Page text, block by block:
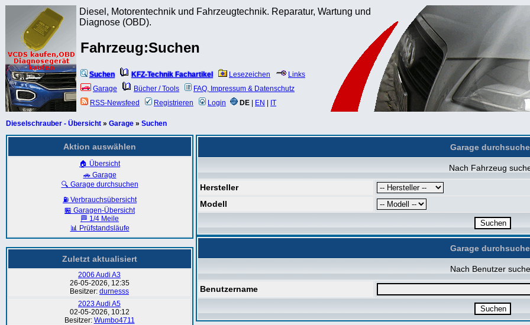
Diesel, Motorentechnik und Fahrzeugtechnik. Reparatur, Wartung und
Diagnose (OBD).
Fahrzeug:Suchen
Suchen KFZ-Technik Fachartikel Lesezeichen
Links
Garage
Bücher / Tools
FAQ, Impressum & Datenschutz
RSS-Newsfeed
Registrieren Login DE EN IT
Dieselschrauber - Übersicht » Garage » Suchen
Aktion auswählen
🏠 Übersicht
🚗 Garage
🔍 Garage durchsuchen
⛽ Verbrauchsübersicht
🏪 Garagen-Übersicht
🏁 1/4 Meile
📊 Prüfstandsläufe
Zuletzt aktualisiert
2006 Audi A3
26-05-2026, 12:35
Besitzer: durnesss
2023 Audi A5
02-05-2026, 10:12
Besitzer: Wumbo4711
Garage
Nach Fahrzeug
Hersteller
Modell
Garage
Nach Benutzer
Benutzername